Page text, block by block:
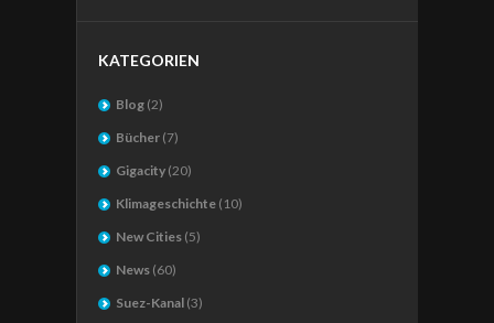
KATEGORIEN
Blog (2)
Bücher (7)
Gigacity (20)
Klimageschichte (10)
New Cities (5)
News (60)
Suez-Kanal (3)